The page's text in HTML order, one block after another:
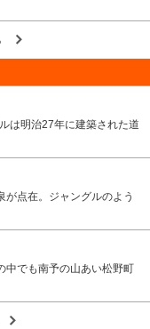
は明治27年に建築された道
点在。ジャングルのよう
中でも南予の山あい松野町